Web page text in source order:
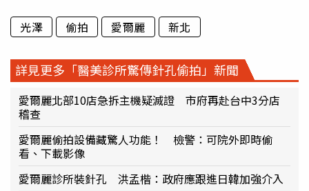
光澤 偷拍 愛爾麗 新北
詳見更多「醫美診所驚傳針孔偷拍」新聞
愛爾麗北部10店急拆主機疑滅證 市府再赴台中3分店
稽查
愛爾麗偷拍設備藏驚人功能！ 檢警：可院外即時偷
看、下載影像
愛爾麗診所裝針孔 洪孟楷：政府應跟進日韓加強介入